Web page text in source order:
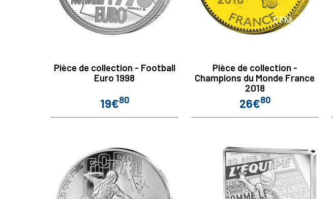
Pièce de collection - Football
Euro 1998
Prix
19€80
Pièce de collection -
Champions du Monde France
2018
Prix
26€80